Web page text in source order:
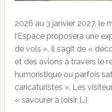
2026 au 3 janvier 2027, le
l’Espace proposera une
de vols ». Il s’agit de «
et des avions à travers le
humoristique ou parfois
caricaturistes ». Les
« savourer à loisir […]